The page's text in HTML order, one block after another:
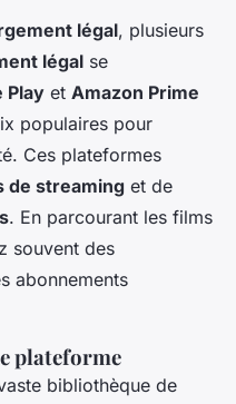
légal, plusieurs
légal se
Play et Amazon Prime
populaires pour
Ces plateformes
de streaming et de
. En parcourant les films
souvent des
abonnements
plateforme
bibliothèque de